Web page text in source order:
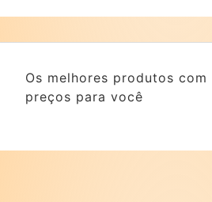
Os melhores produtos com
preços para você